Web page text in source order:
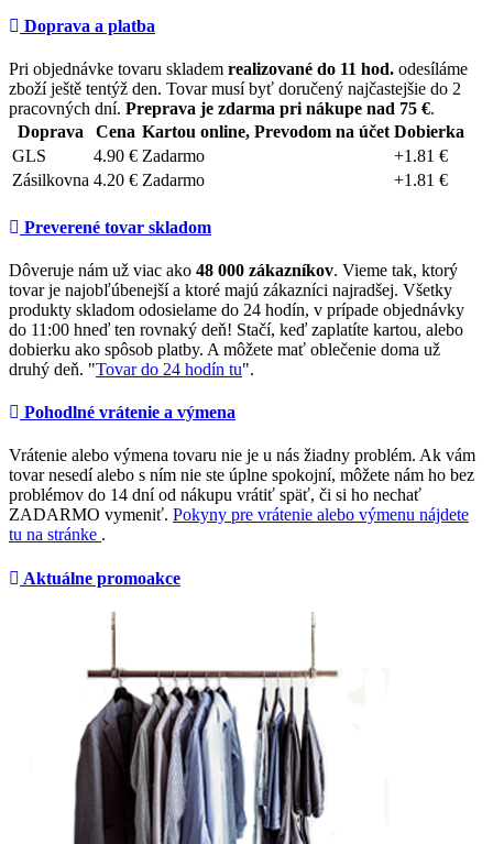
Doprava a platba
Pri objednávke tovaru skladem realizované do 11 hod. odesíláme
zboží ještě tentýž den. Tovar musí byť doručený najčastejšie do 2
pracovných dní. Preprava je zdarma pri nákupe nad 75 €.
Doprava
Cena Kartou online, Prevodom na účet Dobierka
GLS
4.90 € Zadarmo
+1.81 €
Zásilkovna 4.20 € Zadarmo +1.81 €
Preverené tovar skladom
Dôveruje nám už viac ako 48 000 zákazníkov. Vieme tak, ktorý
tovar je najobľúbenejší a ktoré majú zákazníci najradšej. Všetky
produkty skladom odosielame do 24 hodín, v prípade objednávky
do 11:00 hneď ten rovnaký deň! Stačí, keď zaplatíte kartou, alebo
dobierku ako spôsob platby. A môžete mať oblečenie doma už
druhý deň. "Tovar do 24 hodín tu".
Pohodlné vrátenie a výmena
Vrátenie alebo výmena tovaru nie je u nás žiadny problém. Ak vám
tovar nesedí alebo s ním nie ste úplne spokojní, môžete nám ho bez
problémov do 14 dní od nákupu vrátiť späť, či si ho nechať
ZADARMO vymeniť. Pokyny pre vrátenie alebo výmenu nájdete
tu na stránke .
Aktuálne promoakce